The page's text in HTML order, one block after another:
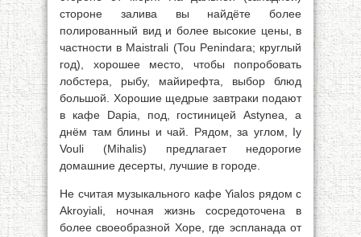
стороне залива вы найдёте более
полированный вид и более высокие цены, в
частности в Maistrali (Tou Penindara; круглый
год), хорошее место, чтобы попробовать
лобстера, рыбу, майирефта, выбор блюд
большой. Хорошие щедрые завтраки подают
в кафе Dapia, под, гостиницей Astynea, а
днём там блины и чай. Рядом, за углом, Iy
Vouli (Mihalis) предлагает недорогие
домашние десерты, лучшие в городе.
Не считая музыкального кафе Yialos рядом с
Akroyiali, ночная жизнь сосредоточена в
более своеобразной Хоре, где эспланада от